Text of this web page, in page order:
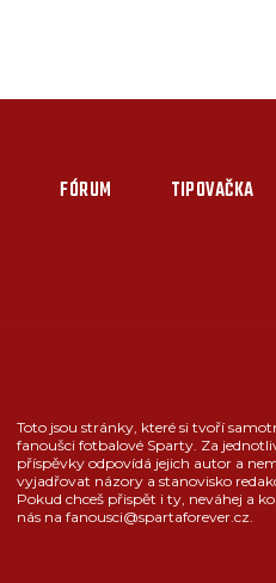
FÓRUM TIPOVAČKA
Toto jsou stránky, které si tvoří
fanoušci fotbalové Sparty. Za
příspěvky odpovídá jejich autor a
vyjadřovat názory a stanovisko
Pokud chceš přispět i ty, neváhej a
nás na fanousci@spartaforever.cz.